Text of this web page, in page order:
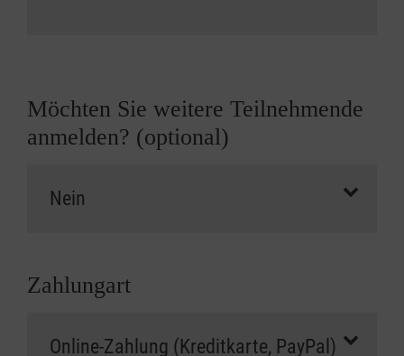
Möchten Sie weitere Teilnehmende
anmelden? (optional)
Zahlungart